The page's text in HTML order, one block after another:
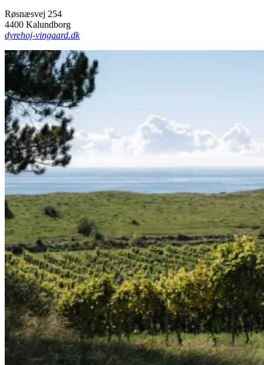
Røsnæsvej 254
4400 Kalundborg
dyrehoj-vingaard.dk